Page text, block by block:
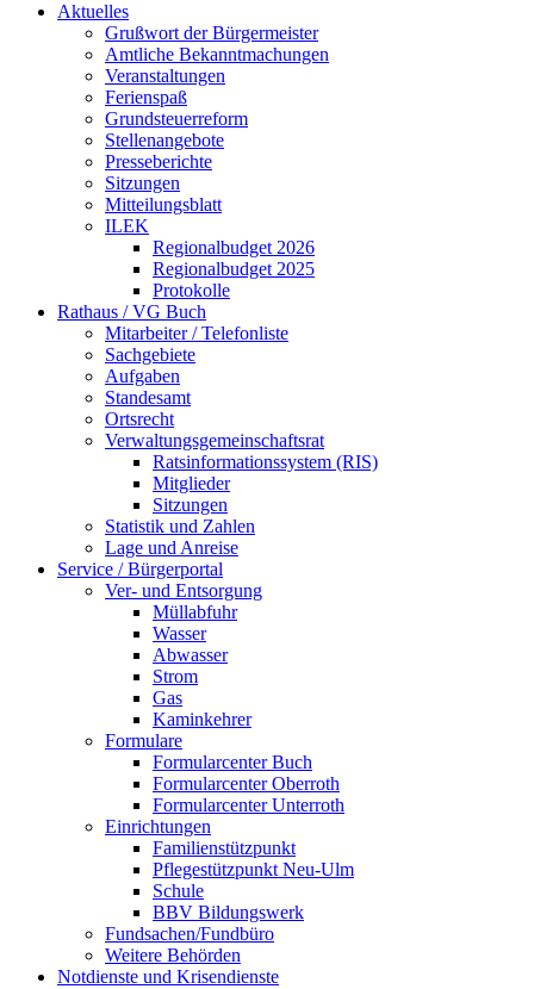
Aktuelles
Grußwort der Bürgermeister
Amtliche Bekanntmachungen
Veranstaltungen
Ferienspaß
Grundsteuerreform
Stellenangebote
Presseberichte
Sitzungen
Mitteilungsblatt
ILEK
Regionalbudget 2026
Regionalbudget 2025
Protokolle
Rathaus / VG Buch
Mitarbeiter / Telefonliste
Sachgebiete
Aufgaben
Standesamt
Ortsrecht
Verwaltungsgemeinschaftsrat
Ratsinformationssystem (RIS)
Mitglieder
Sitzungen
Statistik und Zahlen
Lage und Anreise
Service / Bürgerportal
Ver- und Entsorgung
Müllabfuhr
Wasser
Abwasser
Strom
Gas
Kaminkehrer
Formulare
Formularcenter Buch
Formularcenter Oberroth
Formularcenter Unterroth
Einrichtungen
Familienstützpunkt
Pflegestützpunkt Neu-Ulm
Schule
BBV Bildungswerk
Fundsachen/Fundbüro
Weitere Behörden
Notdienste und Krisendienste